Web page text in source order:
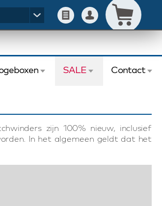
SALE Contact
zijn 100% nieuw, inclusief
In het algemeen geldt dat het